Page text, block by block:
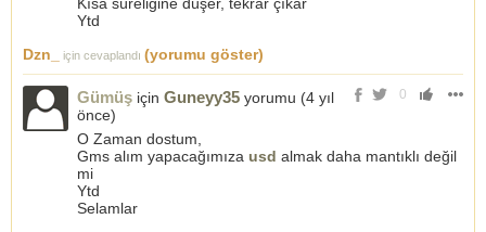
Ytd
Dzn_
için cevaplandı (yorumu göster)
0
Gümüş için Guneyy35 yorumu (4 yıl
önce)
O Zaman dostum,
Gms alım yapacağımıza usd almak daha mantıklı değil
mi
Ytd
Selamlar